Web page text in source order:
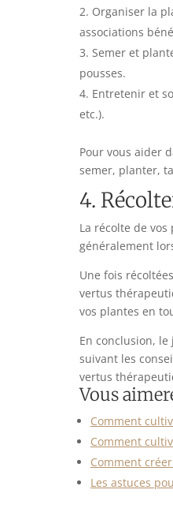
Organiser la
associations
Semer et
pousses.
Entretenir et
etc.).
Pour vous aider
semer, planter,
4.
La récolte de
généralement
Une fois
vertus
vos plantes en
En conclusion,
suivant les
vertus
Vous
Comment
Comment
Comment
Les astuces